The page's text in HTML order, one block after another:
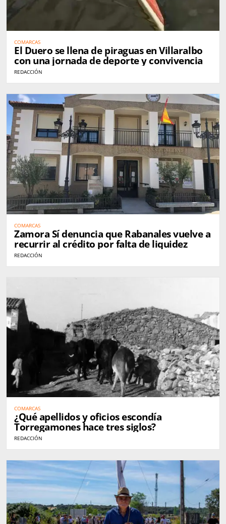
COMARCAS
El Duero se llena de piraguas en Villaralbo
con una jornada de deporte y convivencia
REDACCIÓN
COMARCAS
Zamora Sí denuncia que Rabanales vuelve a
recurrir al crédito por falta de liquidez
REDACCIÓN
COMARCAS
¿Qué apellidos y oficios escondía
Torregamones hace tres siglos?
REDACCIÓN